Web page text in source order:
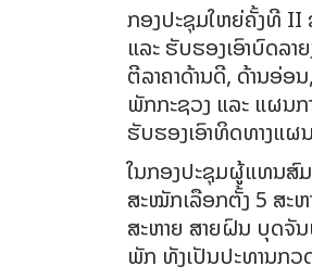
ກອງປະຊຸມໃຫຍ່ຄັ້ງທີ
ແລະ ຮັບຮອງເອົາບົດລ
ຕີລາຄາດ້ານດີ, ດ້ານອ່ອ
ພັກກະຊວງ ແລະ ແຜນ
ຮັບຮອງເອົາທິດທາງແ
ໃນກອງປະຊຸມຜູ້ແທນສົ
ສະໝັກເລືອກຕັ້ງ 5 ສະຫ
ສະຫາຍ ສາຍຝົນ ບຸດຈັ
ພັກ ທັງເປັນປະທານກວ